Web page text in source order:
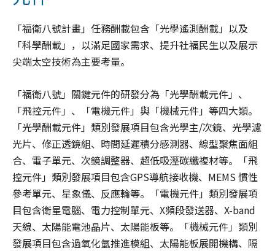
「福衛八號計畫」任務酬載包含「光學遙測酬載」以及
「科學酬載」，以滿足國家需求、提升社福民生以及展示
尖端太空技術為主要考量。
「福衛八號」關鍵元件的研發分為「光學酬載元件」、
「飛控元件」、「電機元件」與「機械元件」等四大類。
「光學酬載元件」類別發展項目包含光學主/次鏡、光學濾
光片、修正透鏡組、時間延遲積分感測器、線型聚焦面組
合、電子單元、次鏡調整器、超低吸溼碳纖複材等。「飛
控元件」類別發展項目包含GPS導航接收機、MEMS 慣性
參考單元、星象儀、反應輪等。「電機元件」類別發展項
目包含衛星電腦、電力控制單元、X頻段發送器、X-band
天線、太陽能電池晶片、太陽能板等。「機械元件」類別
發展項目包含過氧化氫推進模組、太陽能板展開機構、隔